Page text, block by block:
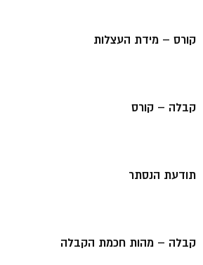
קורס – מידת העצלות
קבלה – קורס
תודעת הנסתר
קבלה – מהות חכמת הקבלה